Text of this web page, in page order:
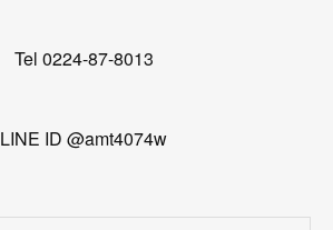
Tel 0224-87-8013
LINE ID @amt4074w